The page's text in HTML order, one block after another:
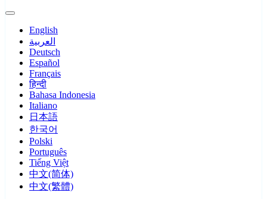
English
العربية
Deutsch
Español
Français
हिन्दी
Bahasa Indonesia
Italiano
日本語
한국어
Polski
Português
Tiếng Việt
中文(简体)
中文(繁體)